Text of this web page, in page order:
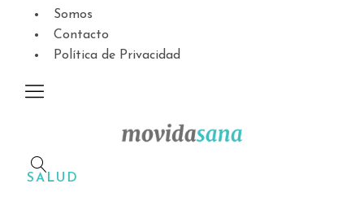
Somos
Contacto
Política de Privacidad
SALUD